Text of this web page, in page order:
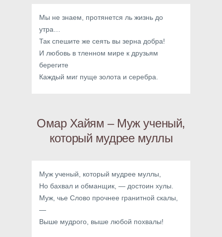
Мы не знаем, протянется ль жизнь до
утра…
Так спешите же сеять вы зерна добра!
И любовь в тленном мире к друзьям
берегите
Каждый миг пуще золота и серебра.
Омар Хайям – Муж ученый,
который мудрее муллы
Муж ученый, который мудрее муллы,
Но бахвал и обманщик, — достоин хулы.
Муж, чье Слово прочнее гранитной скалы,
—
Выше мудрого, выше любой похвалы!